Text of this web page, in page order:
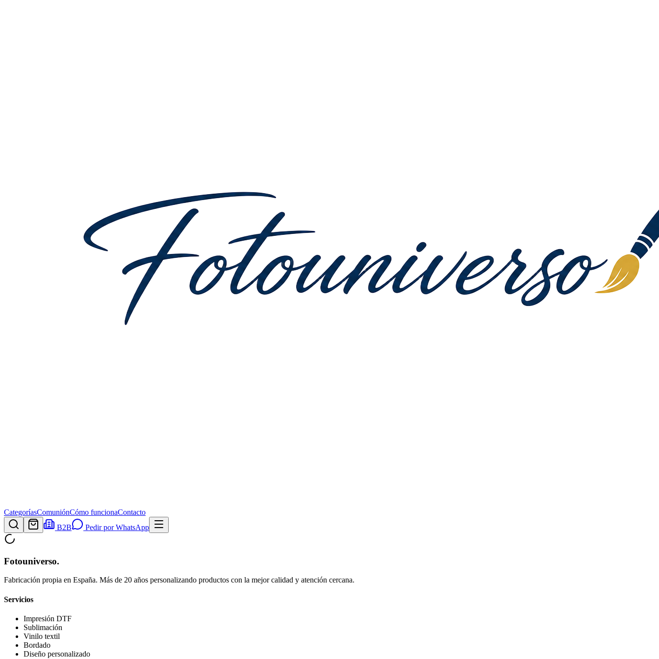
CategoríasComuniónCómo funcionaContacto
B2B
Pedir por WhatsApp
Fotouniverso.
Fabricación propia en España. Más de 20 años personalizando productos con la mejor calidad y atención cercana.
Servicios
Impresión DTF
Sublimación
Vinilo textil
Bordado
Diseño personalizado